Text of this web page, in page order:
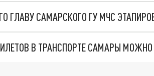
ГЛАВУ САМАРСКОГО ГУ МЧС
В ТРАНСПОРТЕ САМАРЫ